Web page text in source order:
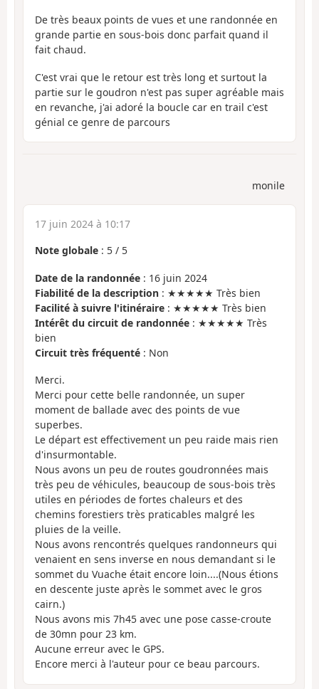
De très beaux points de vues et une randonnée en
grande partie en sous-bois donc parfait quand il
fait chaud.
C'est vrai que le retour est très long et surtout la
partie sur le goudron n'est pas super agréable mais
en revanche, j'ai adoré la boucle car en trail c'est
génial ce genre de parcours
monile
17 juin 2024 à 10:17
Note globale : 5 / 5
Date de la randonnée : 16 juin 2024
Fiabilité de la description : ★★★★★ Très bien
Facilité à suivre l'itinéraire : ★★★★★ Très bien
Intérêt du circuit de randonnée : ★★★★★ Très
bien
Circuit très fréquenté : Non
Merci.
Merci pour cette belle randonnée, un super
moment de ballade avec des points de vue
superbes.
Le départ est effectivement un peu raide mais rien
d'insurmontable.
Nous avons un peu de routes goudronnées mais
très peu de véhicules, beaucoup de sous-bois très
utiles en périodes de fortes chaleurs et des
chemins forestiers très praticables malgré les
pluies de la veille.
Nous avons rencontrés quelques randonneurs qui
venaient en sens inverse en nous demandant si le
sommet du Vuache était encore loin....(Nous étions
en descente juste après le sommet avec le gros
cairn.)
Nous avons mis 7h45 avec une pose casse-croute
de 30mn pour 23 km.
Aucune erreur avec le GPS.
Encore merci à l'auteur pour ce beau parcours.